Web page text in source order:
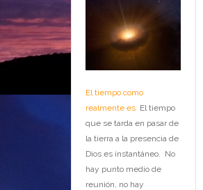
El tiempo como
realmente es El tiempo
que se tarda en pasar de
la tierra a la presencia de
Dios es instantáneo. No
hay punto medio de
reunión, no hay